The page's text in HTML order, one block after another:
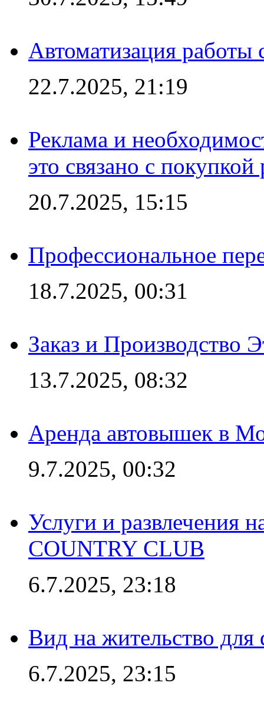
Автоматизация работы
22.7.2025, 21:19
Реклама и
это связано с покупкой
20.7.2025, 15:15
Профессиональное
18.7.2025, 00:31
Заказ и Производство
13.7.2025, 08:32
Аренда автовышек в
9.7.2025, 00:32
Услуги и развлечения
COUNTRY CLUB
6.7.2025, 23:18
Вид на жительство
6.7.2025, 23:15